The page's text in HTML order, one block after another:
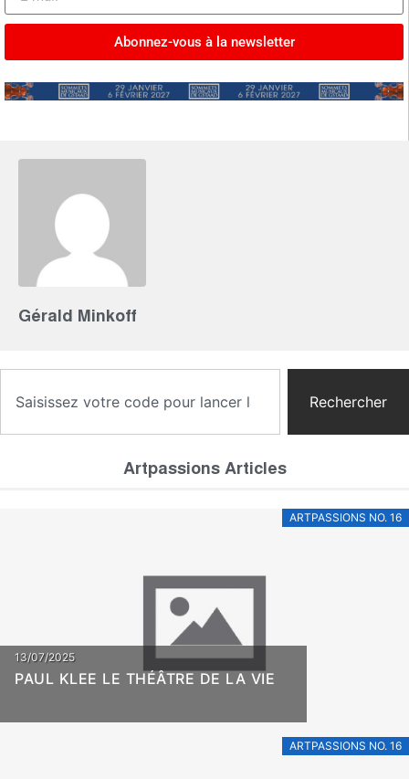
Abonnez-vous à la newsletter
Gérald Minkoff
Rechercher
Artpassions Articles
ARTPASSIONS NO. 16
13/07/2025
PAUL KLEE LE THÉÂTRE DE LA VIE
ARTPASSIONS NO. 16